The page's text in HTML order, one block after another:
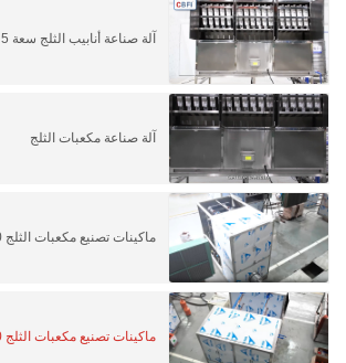
آلة صناعة أنابيب الثلج سعة 5 طن (CV5000)
آلة صناعة مكعبات الثلج
ماكينات تصنيع مكعبات الثلج CV1000
ماكينات تصنيع مكعبات الثلج CV2000